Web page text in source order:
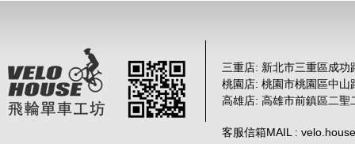
三重店: 新北市三重區成功
桃園店: 桃園市桃園區中山
高雄店: 高雄市前鎮區二聖
客服信箱MAIL :